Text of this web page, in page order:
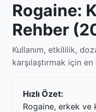
Rogaine:
Rehber
Kullanım, etkililik,
karşılaştırmak için
Hızlı Özet:
Rogaine, erkek ve